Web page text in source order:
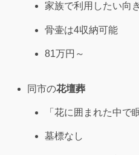
家族で利用したい向
骨壷は4収納可能
81万円～
同市の花壇葬
「花に囲まれた中で
墓標なし